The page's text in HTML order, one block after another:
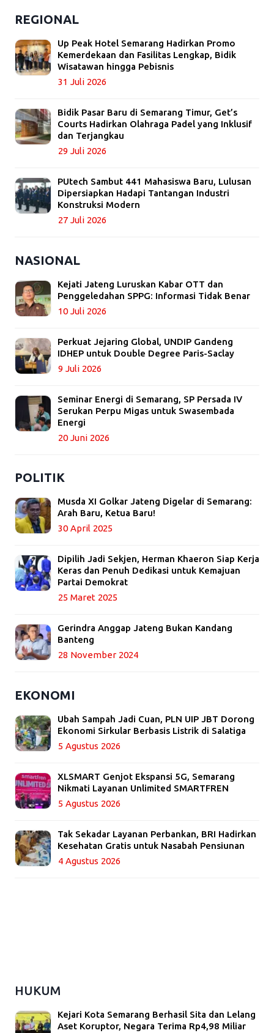
REGIONAL
Up Peak Hotel Semarang Hadirkan Promo
Kemerdekaan dan Fasilitas Lengkap, Bidik
Wisatawan hingga Pebisnis
31 Juli 2026
Bidik Pasar Baru di Semarang Timur, Get’s
Courts Hadirkan Olahraga Padel yang Inklusif
dan Terjangkau
29 Juli 2026
PUtech Sambut 441 Mahasiswa Baru, Lulusan
Dipersiapkan Hadapi Tantangan Industri
Konstruksi Modern
27 Juli 2026
NASIONAL
Kejati Jateng Luruskan Kabar OTT dan
Penggeledahan SPPG: Informasi Tidak Benar
10 Juli 2026
Perkuat Jejaring Global, UNDIP Gandeng
IDHEP untuk Double Degree Paris-Saclay
9 Juli 2026
Seminar Energi di Semarang, SP Persada IV
Serukan Perpu Migas untuk Swasembada
Energi
20 Juni 2026
POLITIK
Musda XI Golkar Jateng Digelar di Semarang:
Arah Baru, Ketua Baru!
30 April 2025
Dipilih Jadi Sekjen, Herman Khaeron Siap Kerja
Keras dan Penuh Dedikasi untuk Kemajuan
Partai Demokrat
25 Maret 2025
Gerindra Anggap Jateng Bukan Kandang
Banteng
28 November 2024
EKONOMI
Ubah Sampah Jadi Cuan, PLN UIP JBT Dorong
Ekonomi Sirkular Berbasis Listrik di Salatiga
5 Agustus 2026
XLSMART Genjot Ekspansi 5G, Semarang
Nikmati Layanan Unlimited SMARTFREN
5 Agustus 2026
Tak Sekadar Layanan Perbankan, BRI Hadirkan
Kesehatan Gratis untuk Nasabah Pensiunan
4 Agustus 2026
HUKUM
Kejari Kota Semarang Berhasil Sita dan Lelang
Aset Koruptor, Negara Terima Rp4,98 Miliar